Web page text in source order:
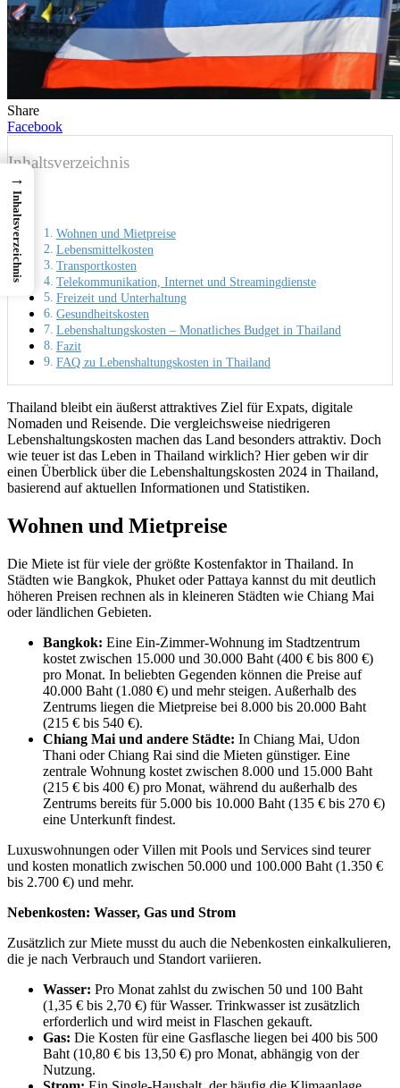
Share
Facebook
Inhaltsverzeichnis
Wohnen und Mietpreise
Lebensmittelkosten
Transportkosten
Telekommunikation, Internet und Streamingdienste
Freizeit und Unterhaltung
Gesundheitskosten
Lebenshaltungskosten – Monatliches Budget in Thailand
Fazit
FAQ zu Lebenshaltungskosten in Thailand
Thailand bleibt ein äußerst attraktives Ziel für Expats, digitale
Nomaden und Reisende. Die vergleichsweise niedrigeren
Lebenshaltungskosten machen das Land besonders attraktiv. Doch
wie teuer ist das Leben in Thailand wirklich? Hier geben wir dir
einen Überblick über die Lebenshaltungskosten 2024 in Thailand,
basierend auf aktuellen Informationen und Statistiken.
Wohnen und Mietpreise
Die Miete ist für viele der größte Kostenfaktor in Thailand. In
Städten wie Bangkok, Phuket oder Pattaya kannst du mit deutlich
höheren Preisen rechnen als in kleineren Städten wie Chiang Mai
oder ländlichen Gebieten.
Bangkok: Eine Ein-Zimmer-Wohnung im Stadtzentrum
kostet zwischen 15.000 und 30.000 Baht (400 € bis 800 €)
pro Monat. In beliebten Gegenden können die Preise auf
40.000 Baht (1.080 €) und mehr steigen. Außerhalb des
Zentrums liegen die Mietpreise bei 8.000 bis 20.000 Baht
(215 € bis 540 €).
Chiang Mai und andere Städte: In Chiang Mai, Udon
Thani oder Chiang Rai sind die Mieten günstiger. Eine
zentrale Wohnung kostet zwischen 8.000 und 15.000 Baht
(215 € bis 400 €) pro Monat, während du außerhalb des
Zentrums bereits für 5.000 bis 10.000 Baht (135 € bis 270 €)
eine Unterkunft findest.
Luxuswohnungen oder Villen mit Pools und Services sind teurer
und kosten monatlich zwischen 50.000 und 100.000 Baht (1.350 €
bis 2.700 €) und mehr.
Nebenkosten: Wasser, Gas und Strom
Zusätzlich zur Miete musst du auch die Nebenkosten einkalkulieren,
die je nach Verbrauch und Standort variieren.
Wasser: Pro Monat zahlst du zwischen 50 und 100 Baht
(1,35 € bis 2,70 €) für Wasser. Trinkwasser ist zusätzlich
erforderlich und wird meist in Flaschen gekauft.
Gas: Die Kosten für eine Gasflasche liegen bei 400 bis 500
Baht (10,80 € bis 13,50 €) pro Monat, abhängig von der
Nutzung.
→
Inhaltsverzeichnis